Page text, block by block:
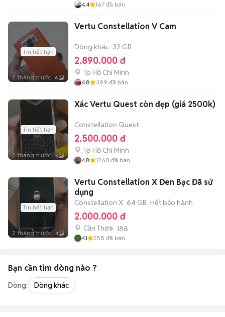
4.4 167 đã bán
Tin hết hạn
2 tháng trước 6
Vertu Constellation V Cam
Dòng khác 32 GB
2.890.000 đ
Tp Hồ Chí Minh
4.8 399 đã bán
Tin hết hạn
2 tháng trước 5
Xác Vertu Quest còn đẹp (giá 2500k)
Constellation Quest
2.500.000 đ
Tp Hồ Chí Minh
4.8 1260 đã bán
Tin hết hạn
2 tháng trước 4
Vertu Constellation X Đen Bạc Đã sử
dụng
Constellation X 64 GB Hết bảo hành
2.000.000 đ
Cần Thơ 188
4.1 258 đã bán
Bạn cần tìm dòng nào ?
Dòng: Dòng khác